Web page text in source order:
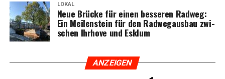
LOKAL
Neue Brü­cke für einen bes­se­ren Rad­weg:
Ein Mei­len­stein für den Rad­weg­aus­bau zwi­
schen Ihr­ho­ve und Esklum
ANZEI­GEN